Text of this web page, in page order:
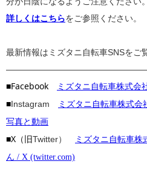
詳しくはこちらをご参照ください。
最新情報はミズタニ自転車SNSをご
■Facebook ミズタニ自転車株式会
■Instagram
ミズタニ自転車株式会
写真と動画
■X（旧Twitter）
ミズタニ自転車株
ん / X (twitter.com)